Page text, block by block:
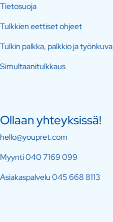
Tietosuoja
Tulkkien eettiset ohjeet
Tulkin palkka, palkkio ja työnkuva
Simultaanitulkkaus
Ollaan yhteyksissä!
hello@youpret.com
Myynti040 7169 099
Asiakaspalvelu045 668 8113